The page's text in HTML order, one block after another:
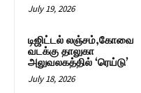
July 19, 2026
டிஜிட்டல் லஞ்சம்,கோவை
வடக்கு தாலுகா
அலுவலகத்தில் ‘ரெய்டு’
July 18, 2026